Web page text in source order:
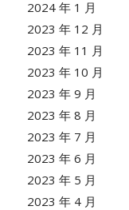
2024 年 1 月
2023 年 12 月
2023 年 11 月
2023 年 10 月
2023 年 9 月
2023 年 8 月
2023 年 7 月
2023 年 6 月
2023 年 5 月
2023 年 4 月